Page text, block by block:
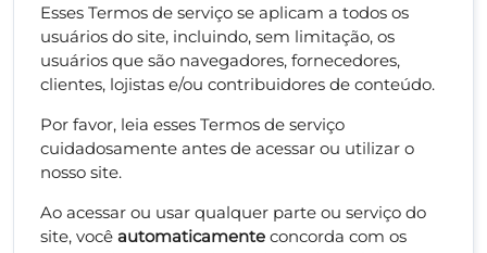
Esses Termos de serviço se aplicam a todos os
usuários do site, incluindo, sem limitação, os
usuários que são navegadores, fornecedores,
clientes, lojistas e/ou contribuidores de conteúdo.
Por favor, leia esses Termos de serviço
cuidadosamente antes de acessar ou utilizar o
nosso site.
Ao acessar ou usar qualquer parte ou serviço do
site, você automaticamente concorda com os